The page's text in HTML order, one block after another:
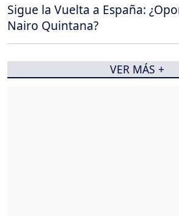
Sigue la Vuelta a España:
Nairo Quintana?
VER MÁS +